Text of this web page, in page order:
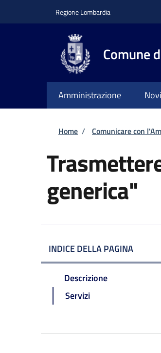
Regione Lombardia
Comune
Amministrazione
Briciole di
Home / Comunicare con
generica"
INDICE DELLA PAGINA
Descrizione
Servizi